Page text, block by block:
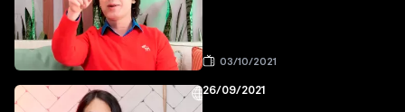
03/10/2021
26/09/2021